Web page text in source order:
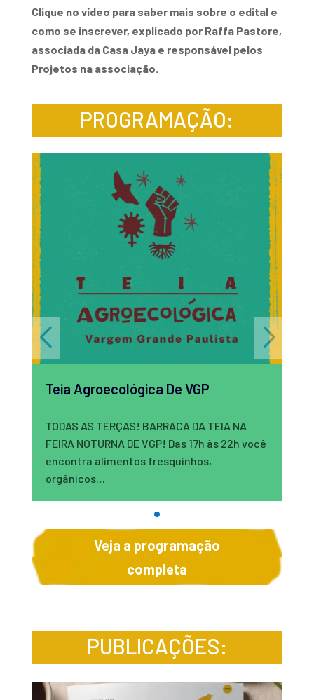
Clique no vídeo para saber mais sobre o edital e
como se inscrever, explicado por Raffa Pastore,
associada da Casa Jaya e responsável pelos
Projetos na associação.
PROGRAMAÇÃO:
Teia Agroecológica De VGP
TODAS AS TERÇAS! BARRACA DA TEIA NA
FEIRA NOTURNA DE VGP! Das 17h às 22h você
encontra alimentos fresquinhos,
orgânicos…
Veja a programação
completa
PUBLICAÇÕES: